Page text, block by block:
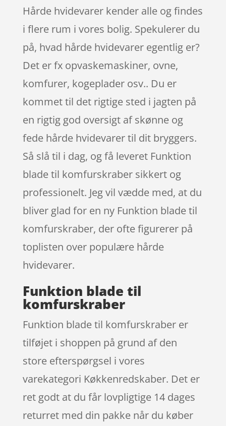
Hårde hvidevarer kender alle og findes
i flere rum i vores bolig. Spekulerer du
på, hvad hårde hvidevarer egentlig er?
Det er fx opvaskemaskiner, ovne,
komfurer, kogeplader osv.. Du er
kommet til det rigtige sted i jagten på
en rigtig god oversigt af skønne og
fede hårde hvidevarer til dit bryggers.
Så slå til i dag, og få leveret Funktion
blade til komfurskraber sikkert og
professionelt. Jeg vil vædde med, at du
bliver glad for en ny Funktion blade til
komfurskraber, der ofte figurerer på
toplisten over populære hårde
hvidevarer.
Funktion blade til
komfurskraber
Funktion blade til komfurskraber er
tilføjet i shoppen på grund af den
store efterspørgsel i vores
varekategori Køkkenredskaber. Det er
ret godt at du får lovpligtige 14 dages
returret med din pakke når du køber